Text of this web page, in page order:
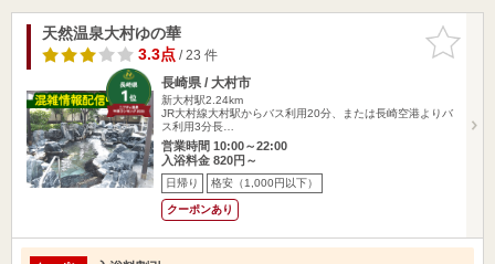
お気に入
りに追加
天然温泉大村ゆの華
3.3点/ 23 件
長崎県 / 大村市
新大村駅2.24km
JR大村線大村駅からバス利用20分、または長崎空港よりバ
ス利用3分長…
営業時間 10:00～22:00
入浴料金 820円～
日帰り 格安（1,000円以下）
クーポンあり